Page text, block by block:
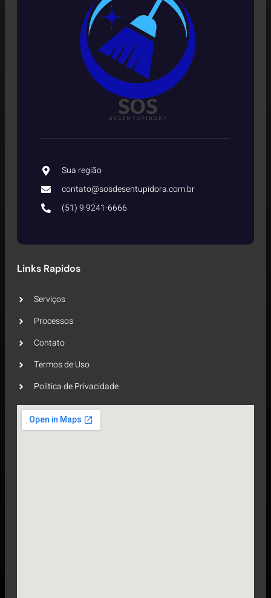
Sua região
contato@sosdesentupidora.com.br
(51) 9 9241-6666
Links Rapidos
Serviços
Processos
Contato
Termos de Uso
Politica de Privacidade